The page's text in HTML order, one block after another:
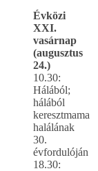
Évközi
XXI.
vasárnap
(augusztus
24.)
10.30:
Hálából;
hálából
keresztmama
halálának
30.
évfordulóján
18.30: